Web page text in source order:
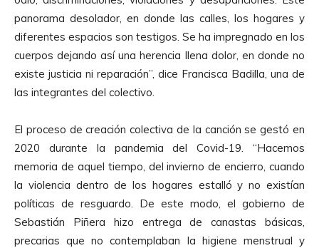
panorama desolador, en donde las calles, los hogares y
diferentes espacios son testigos. Se ha impregnado en los
cuerpos dejando así una herencia llena dolor, en donde no
existe justicia ni reparación”, dice Francisca Badilla, una de
las integrantes del colectivo.
El proceso de creación colectiva de la canción se gestó en
2020 durante la pandemia del Covid-19. “Hacemos
memoria de aquel tiempo, del invierno de encierro, cuando
la violencia dentro de los hogares estalló y no existían
políticas de resguardo. De este modo, el gobierno de
Sebastián Piñera hizo entrega de canastas básicas,
precarias que no contemplaban la higiene menstrual y